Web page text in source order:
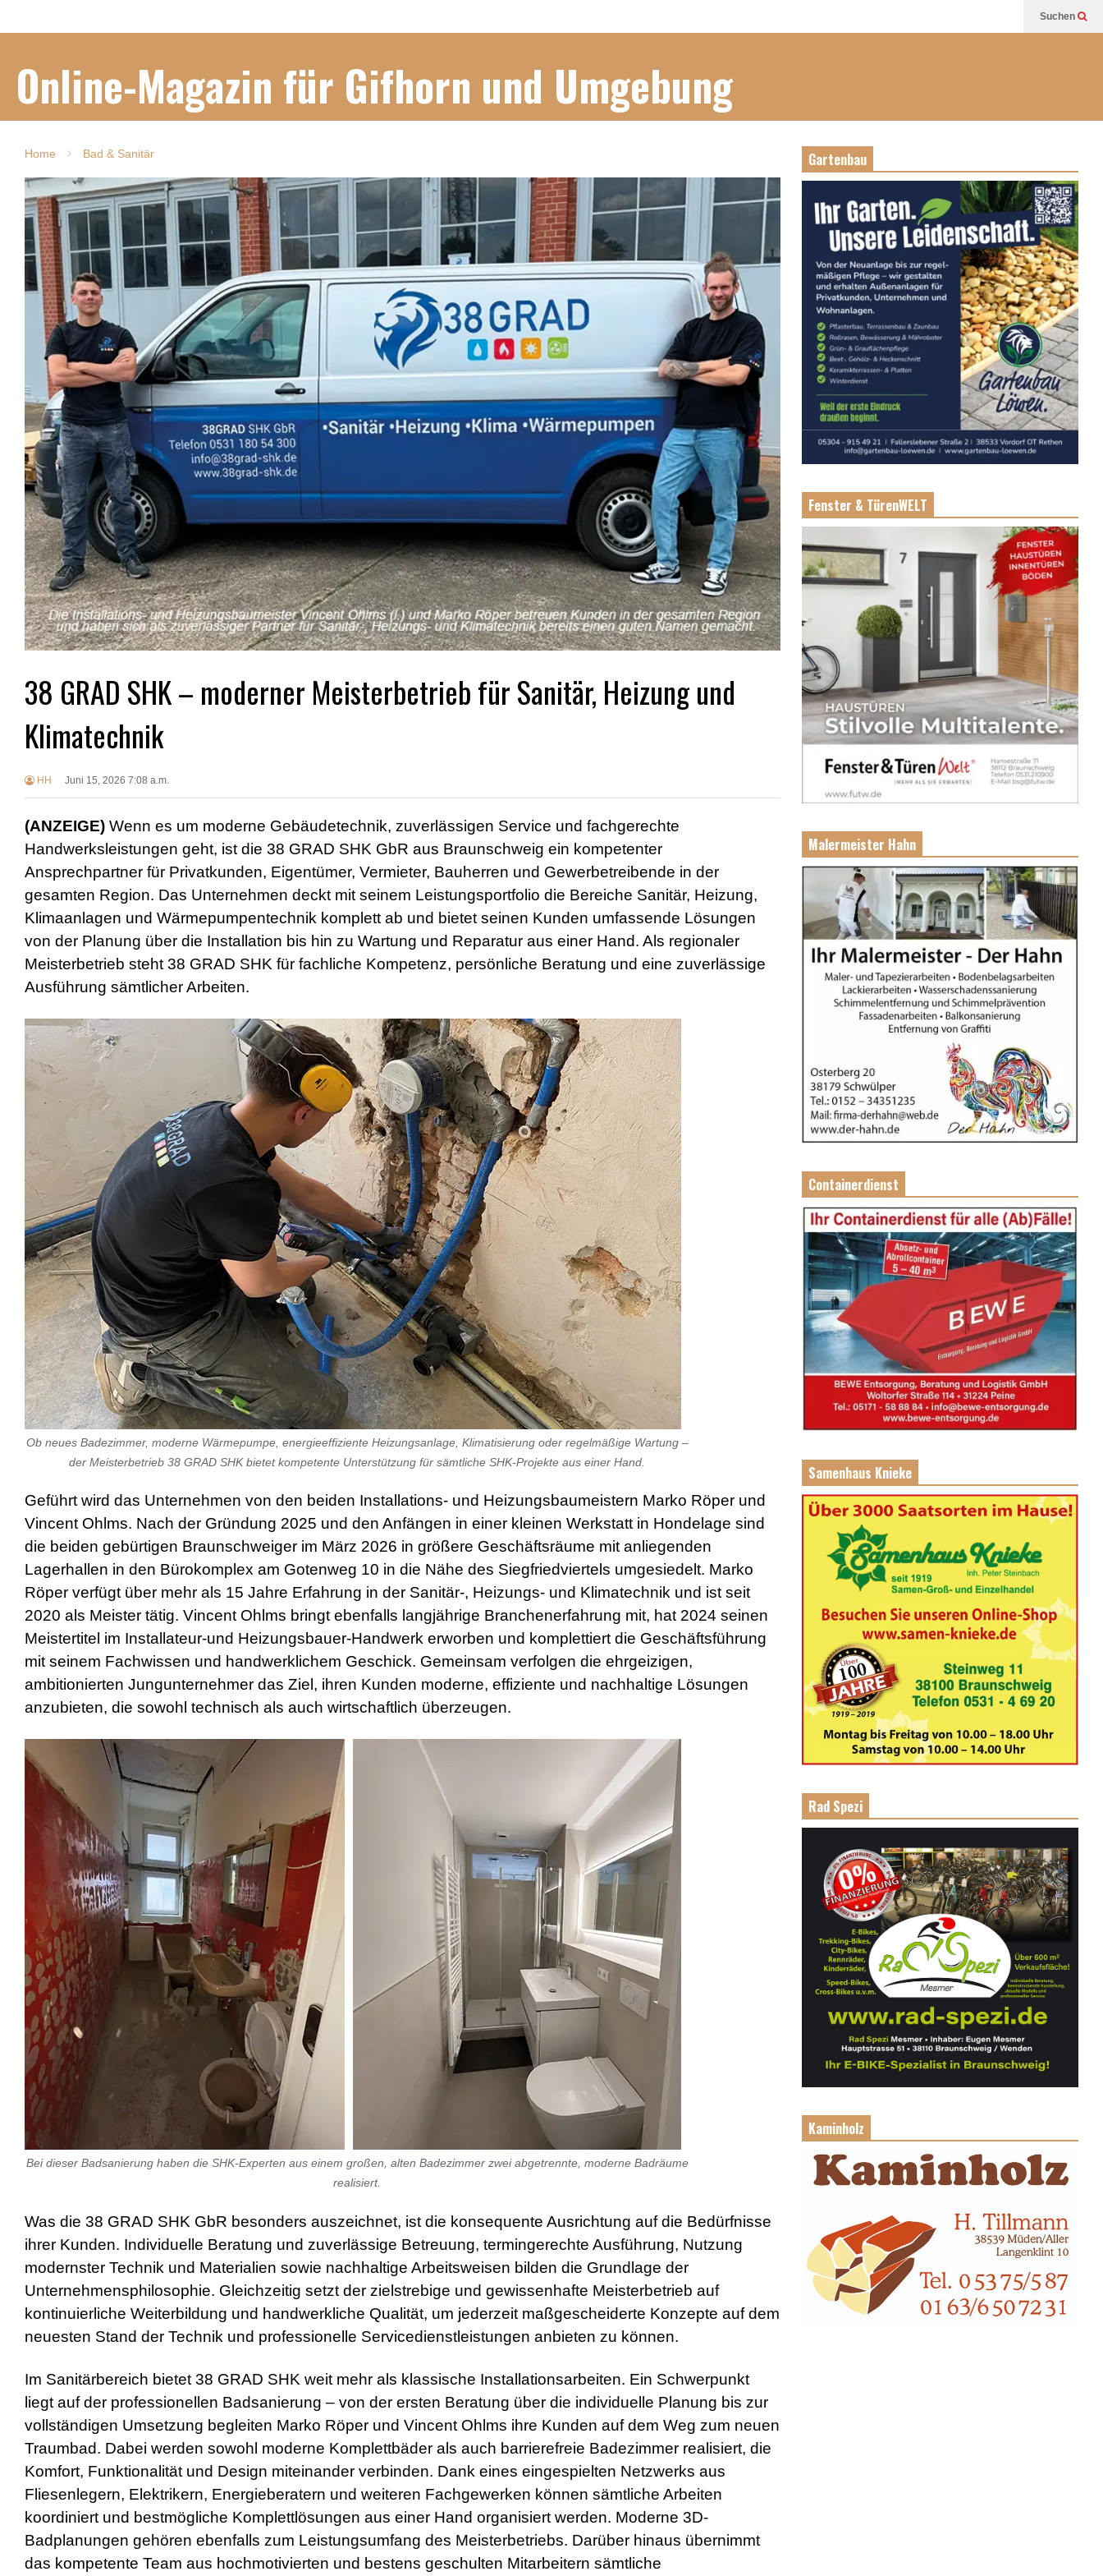
Suchen
Online-Magazin für Gifhorn und Umgebung
Home Bad & Sanitär
38 GRAD SHK – moderner Meisterbetrieb für Sanitär, Heizung und
Klimatechnik
HH Juni 15, 2026 7:08 a.m.
(ANZEIGE) Wenn es um moderne Gebäudetechnik, zuverlässigen Service und fachgerechte
Handwerksleistungen geht, ist die 38 GRAD SHK GbR aus Braunschweig ein kompetenter
Ansprechpartner für Privatkunden, Eigentümer, Vermieter, Bauherren und Gewerbetreibende in der
gesamten Region. Das Unternehmen deckt mit seinem Leistungsportfolio die Bereiche Sanitär, Heizung,
Klimaanlagen und Wärmepumpentechnik komplett ab und bietet seinen Kunden umfassende Lösungen
von der Planung über die Installation bis hin zu Wartung und Reparatur aus einer Hand. Als regionaler
Meisterbetrieb steht 38 GRAD SHK für fachliche Kompetenz, persönliche Beratung und eine zuverlässige
Ausführung sämtlicher Arbeiten.
Ob neues Badezimmer, moderne Wärmepumpe, energieeffiziente Heizungsanlage, Klimatisierung oder regelmäßige Wartung –
der Meisterbetrieb 38 GRAD SHK bietet kompetente Unterstützung für sämtliche SHK-Projekte aus einer Hand.
Geführt wird das Unternehmen von den beiden Installations- und Heizungsbaumeistern Marko Röper und
Vincent Ohlms. Nach der Gründung 2025 und den Anfängen in einer kleinen Werkstatt in Hondelage sind
die beiden gebürtigen Braunschweiger im März 2026 in größere Geschäftsräume mit anliegenden
Lagerhallen in den Bürokomplex am Gotenweg 10 in die Nähe des Siegfriedviertels umgesiedelt. Marko
Röper verfügt über mehr als 15 Jahre Erfahrung in der Sanitär-, Heizungs- und Klimatechnik und ist seit
2020 als Meister tätig. Vincent Ohlms bringt ebenfalls langjährige Branchenerfahrung mit, hat 2024 seinen
Meistertitel im Installateur-und Heizungsbauer-Handwerk erworben und komplettiert die Geschäftsführung
mit seinem Fachwissen und handwerklichem Geschick. Gemeinsam verfolgen die ehrgeizigen,
ambitionierten Jungunternehmer das Ziel, ihren Kunden moderne, effiziente und nachhaltige Lösungen
anzubieten, die sowohl technisch als auch wirtschaftlich überzeugen.
Bei dieser Badsanierung haben die SHK-Experten aus einem großen, alten Badezimmer zwei abgetrennte, moderne Badräume
realisiert.
Was die 38 GRAD SHK GbR besonders auszeichnet, ist die konsequente Ausrichtung auf die Bedürfnisse
ihrer Kunden. Individuelle Beratung und zuverlässige Betreuung, termingerechte Ausführung, Nutzung
modernster Technik und Materialien sowie nachhaltige Arbeitsweisen bilden die Grundlage der
Unternehmensphilosophie. Gleichzeitig setzt der zielstrebige und gewissenhafte Meisterbetrieb auf
kontinuierliche Weiterbildung und handwerkliche Qualität, um jederzeit maßgescheiderte Konzepte auf dem
neuesten Stand der Technik und professionelle Servicedienstleistungen anbieten zu können.
Im Sanitärbereich bietet 38 GRAD SHK weit mehr als klassische Installationsarbeiten. Ein Schwerpunkt
liegt auf der professionellen Badsanierung – von der ersten Beratung über die individuelle Planung bis zur
vollständigen Umsetzung begleiten Marko Röper und Vincent Ohlms ihre Kunden auf dem Weg zum neuen
Traumbad. Dabei werden sowohl moderne Komplettbäder als auch barrierefreie Badezimmer realisiert, die
Komfort, Funktionalität und Design miteinander verbinden. Dank eines eingespielten Netzwerks aus
Fliesenlegern, Elektrikern, Energieberatern und weiteren Fachgewerken können sämtliche Arbeiten
koordiniert und bestmögliche Komplettlösungen aus einer Hand organisiert werden. Moderne 3D-
Badplanungen gehören ebenfalls zum Leistungsumfang des Meisterbetriebs. Darüber hinaus übernimmt
das kompetente Team aus hochmotivierten und bestens geschulten Mitarbeitern sämtliche
Gartenbau
Fenster & TürenWELT
Malermeister Hahn
Containerdienst
Samenhaus Knieke
Rad Spezi
Kaminholz